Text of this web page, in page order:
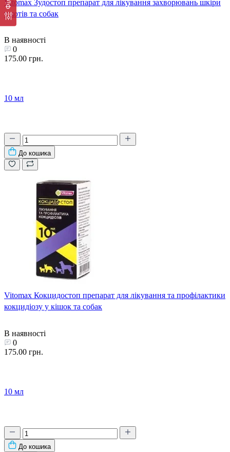
Vitomax Зудостоп препарат для лікування захворювань шкіри
у котів та собак
В наявності
0
175.00 грн.
10 мл
До кошика
Vitomax Кокцидостоп препарат для лікування та профілактики
кокцидіозу у кішок та собак
В наявності
0
175.00 грн.
10 мл
До кошика